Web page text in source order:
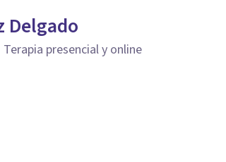
Delgado
presencial y online